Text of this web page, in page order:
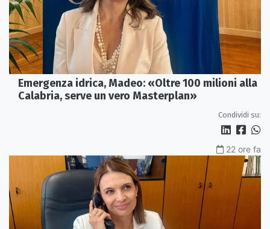
Emergenza idrica, Madeo: «Oltre 100 milioni alla
Calabria, serve un vero Masterplan»
Condividi su:
22 ore fa